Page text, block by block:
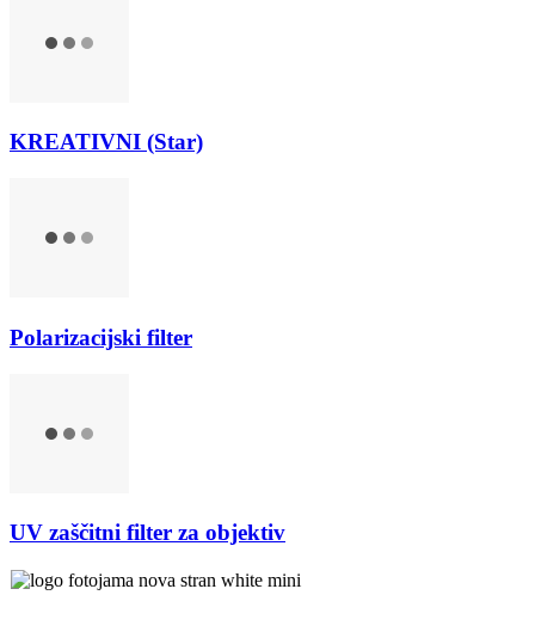
KREATIVNI (Star)
Polarizacijski filter
UV zaščitni filter za objektiv